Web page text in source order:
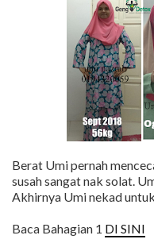
Berat Umi pernah
susah sangat nak solat.
Akhirnya Umi nekad
Baca Bahagian 1 DI SINI